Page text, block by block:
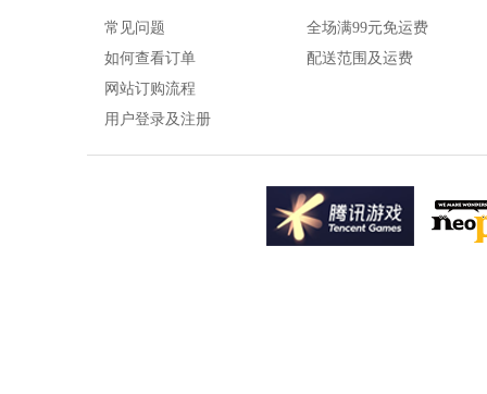
常见问题
如何查看订单
网站订购流程
用户登录及注册
全场满99元免运费
配送范围及运费